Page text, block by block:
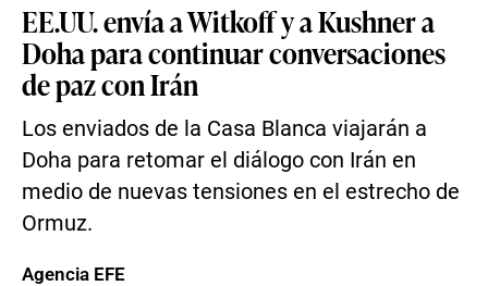
EE.UU. envía a Witkoff y a Kushner a
Doha para continuar conversaciones
de paz con Irán
Los enviados de la Casa Blanca viajarán a
Doha para retomar el diálogo con Irán en
medio de nuevas tensiones en el estrecho de
Ormuz.
Agencia EFE